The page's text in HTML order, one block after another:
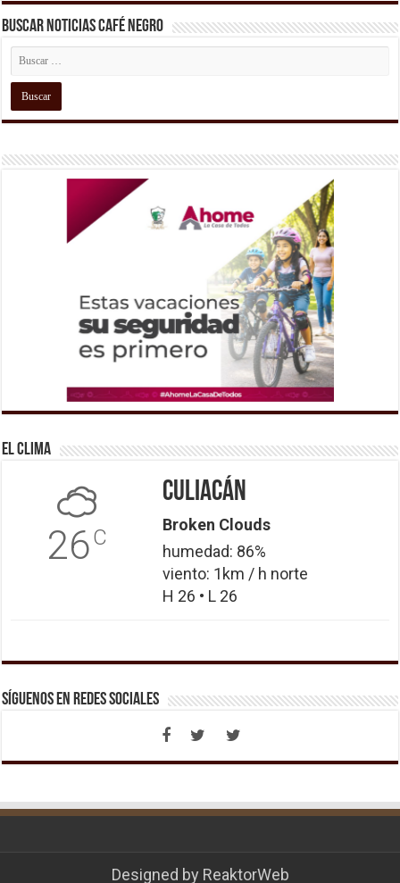
Buscar Noticias Café Negro
El Clima
26C
Culiacán
Broken Clouds
humedad: 86%
viento: 1km / h norte
H 26 • L 26
Síguenos en Redes Sociales
Designed by ReaktorWeb